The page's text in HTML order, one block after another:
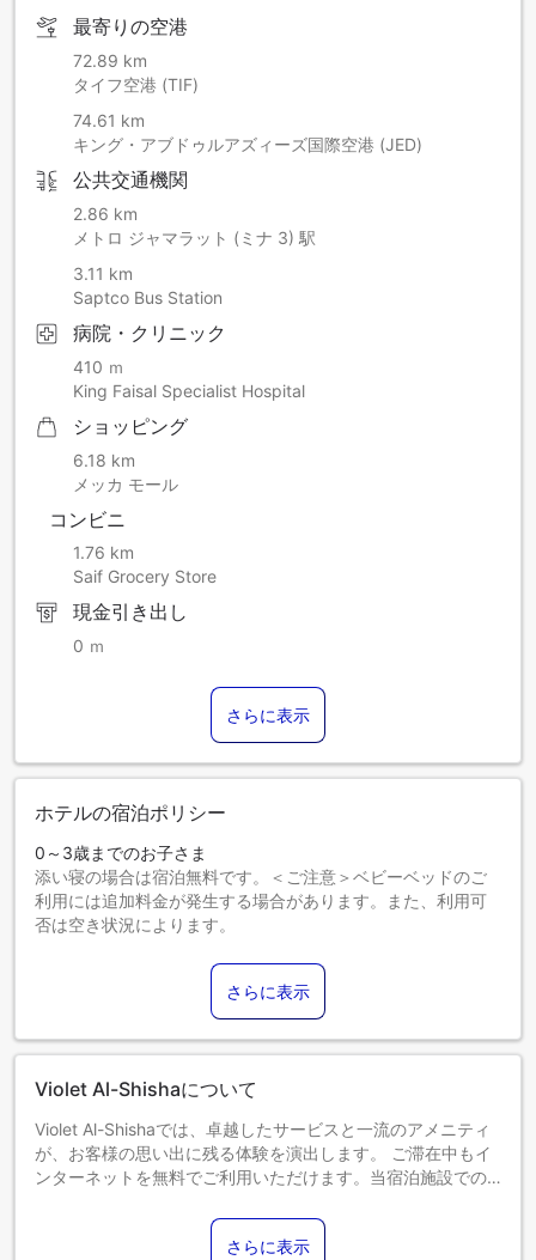
最寄りの空港
72.89 km
タイフ空港 (TIF)
74.61 km
キング・アブドゥルアズィーズ国際空港 (JED)
公共交通機関
2.86 km
メトロ ジャマラット (ミナ 3) 駅
3.11 km
Saptco Bus Station
病院・クリニック
410 ｍ
King Faisal Specialist Hospital
ショッピング
6.18 km
メッカ モール
コンビニ
1.76 km
Saif Grocery Store
現金引き出し
0 ｍ
さらに表示
ホテルの宿泊ポリシー
0～3歳までのお子さま
添い寝の場合は宿泊無料です。＜ご注意＞ベビーベッドのご
利用には追加料金が発生する場合があります。また、利用可
否は空き状況によります。
添い寝の場合は宿泊無料です。
13歳以上のゲストは大人とみなされます。
エキストラベッドの追加可否は、お部屋タイプにより異なり
ます。各部屋タイプ欄の記載をご確認ください。
さらに表示
Violet Al-Shishaについて
Violet Al-Shishaでは、卓越したサービスと一流のアメニティ
が、お客様の思い出に残る体験を演出します。 ご滞在中もイ
ンターネットを無料でご利用いただけます。当宿泊施設での
コンシェルジュサービスなどのフロントデスクサービスもご
利用いただけます。 当宿泊施設には暖炉もあり、冷え込む夜
さらに表示